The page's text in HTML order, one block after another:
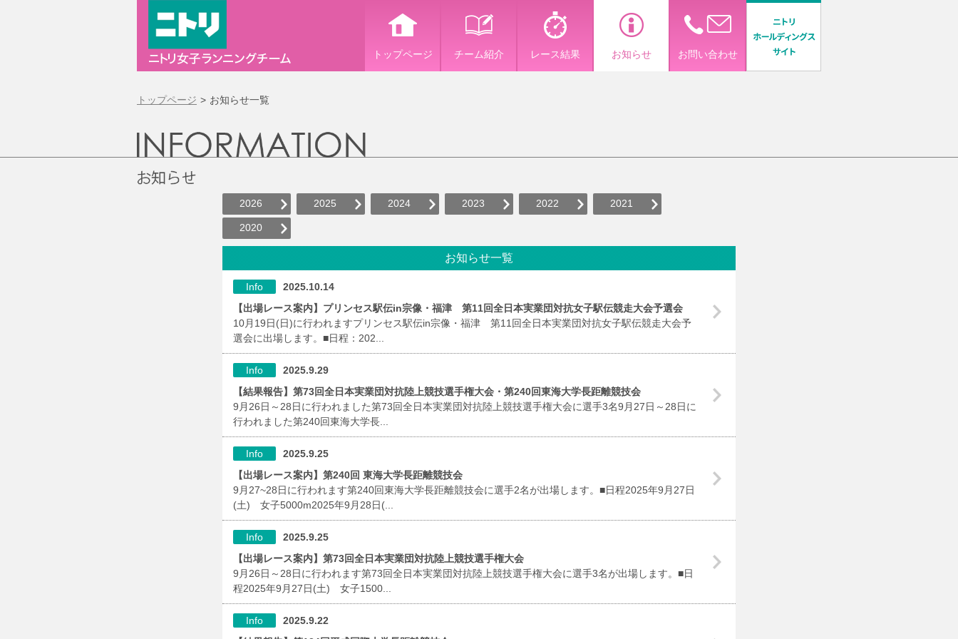
トップページ チーム紹介 レース結果 お知らせ お問い合わせ
トップページ お知らせ一覧
2026 2025 2024 2023 2022 2021
2020
お知らせ一覧
Info
2025.10.14
【出場レース案内】プリンセス駅伝in宗像・福津 第11回全日本実業団対抗女子駅伝競走大会予選会
10月19日(日)に行われますプリンセス駅伝in宗像・福津 第11回全日本実業団対抗女子駅伝競走大会予
選会に出場します。■日程：202...
Info
2025.9.29
【結果報告】第73回全日本実業団対抗陸上競技選手権大会・第240回東海大学長距離競技会
9月26日～28日に行われました第73回全日本実業団対抗陸上競技選手権大会に選手3名9月27日～28日に
行われました第240回東海大学長...
Info
2025.9.25
【出場レース案内】第240回 東海大学長距離競技会
9月27~28日に行われます第240回東海大学長距離競技会に選手2名が出場します。■日程2025年9月27日
(土) 女子5000m2025年9月28日(...
Info
2025.9.25
【出場レース案内】第73回全日本実業団対抗陸上競技選手権大会
9月26日～28日に行われます第73回全日本実業団対抗陸上競技選手権大会に選手3名が出場します。■日
程2025年9月27日(土) 女子1500...
Info
2025.9.22